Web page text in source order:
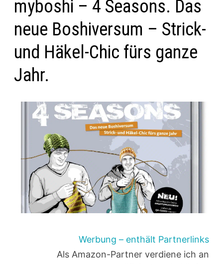
myboshi – 4 Seasons. Das
neue Boshiversum – Strick-
und Häkel-Chic fürs ganze
Jahr.
Werbung – enthält Partnerlinks
Als Amazon-Partner verdiene ich an